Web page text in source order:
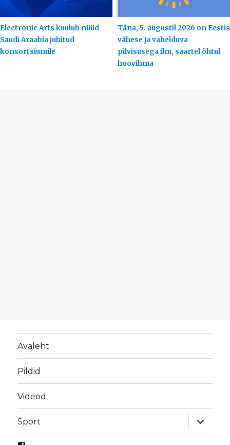
Electronic Arts kuulub nüüd
Saudi Araabia juhitud
konsortsiumile
Täna, 5. augustil 2026 on Eestis
vähese ja vahelduva
pilvisusega ilm, saartel õhtul
hoovihma
Avaleht
Pildid
Videod
Sport
laienda